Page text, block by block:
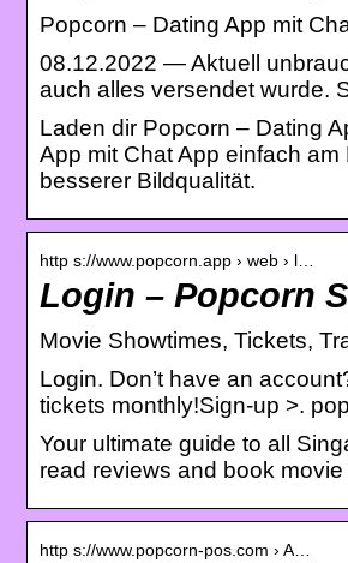
Popcorn – Dating App mit
08.12.2022 — Aktuell
auch alles versendet wurde.
Laden dir Popcorn – Dating
App mit Chat App einfach
besserer Bildqualität.
http s://www.popcorn.app › web › l…
Login – Popcorn
Movie Showtimes, Tickets,
Login. Don’t have an
tickets monthly!Sign-up >.
Your ultimate guide to all
read reviews and book
http s://www.popcorn-pos.com › A…